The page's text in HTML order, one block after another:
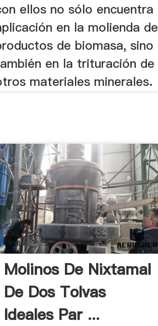
ellos no sólo encuentra
en la molienda de
de biomasa, sino
en la trituración de
materiales minerales.
Molinos De Nixtamal
De Dos Tolvas
Ideales Par ...